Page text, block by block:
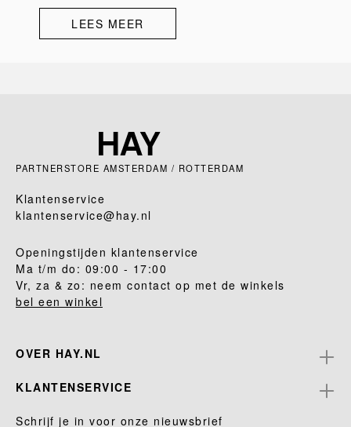
LEES MEER
PARTNERSTORE AMSTERDAM / ROTTERDAM
Klantenservice
klantenservice@hay.nl
Openingstijden klantenservice
Ma t/m do: 09:00 - 17:00
Vr, za & zo: neem contact op met de winkels
bel een winkel
OVER HAY.NL
KLANTENSERVICE
Schrijf je in voor onze nieuwsbrief